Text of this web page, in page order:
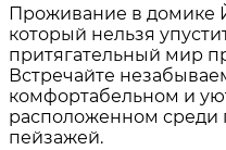
Проживание в домике
который нельзя
притягательный мир
Встречайте
комфортабельном и
расположенном среди
пейзажей.